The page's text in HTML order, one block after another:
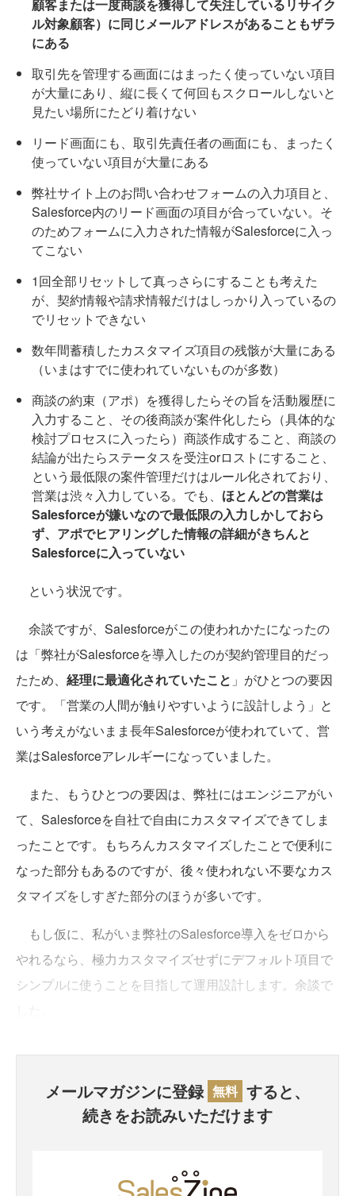
顧客または一度商談を獲得して失注しているリサイク
ル対象顧客）に同じメールアドレスがあることもザラ
にある
取引先を管理する画面にはまったく使っていない項目
が大量にあり、縦に長くて何回もスクロールしないと
見たい場所にたどり着けない
リード画面にも、取引先責任者の画面にも、まったく
使っていない項目が大量にある
弊社サイト上のお問い合わせフォームの入力項目と、
Salesforce内のリード画面の項目が合っていない。そ
のためフォームに入力された情報がSalesforceに入っ
てこない
1回全部リセットして真っさらにすることも考えた
が、契約情報や請求情報だけはしっかり入っているの
でリセットできない
数年間蓄積したカスタマイズ項目の残骸が大量にある
（いまはすでに使われていないものが多数）
商談の約束（アポ）を獲得したらその旨を活動履歴に
入力すること、その後商談が案件化したら（具体的な
検討プロセスに入ったら）商談作成すること、商談の
結論が出たらステータスを受注orロストにすること、
という最低限の案件管理だけはルール化されており、
営業は渋々入力している。でも、 ほとんどの営業は
Salesforceが嫌いなので最低限の入力しかしておら
ず、アポでヒアリングした情報の詳細がきちんと
Salesforceに入っていない
という状況です。
余談ですが、Salesforceがこの使われかたになったの
は「弊社がSalesforceを導入したのが契約管理目的だっ
たため、 経理に最適化されていたこと 」がひとつの要因
です。「営業の人間が触りやすいように設計しよう」と
いう考えがないまま長年Salesforceが使われていて、営
業はSalesforceアレルギーになっていました。
また、もうひとつの要因は、弊社にはエンジニアがい
て、Salesforceを自社で自由にカスタマイズできてしま
ったことです。もちろんカスタマイズしたことで便利に
なった部分もあるのですが、後々使われない不要なカス
タマイズをしすぎた部分のほうが多いです。
もし仮に、私がいま弊社のSalesforce導入をゼロから
やれるなら、極力カスタマイズせずにデフォルト項目で
シンプルに使うことを目指して運用設計します。余談で
メールマガジンに登録 無料 すると、
続きをお読みいただけます